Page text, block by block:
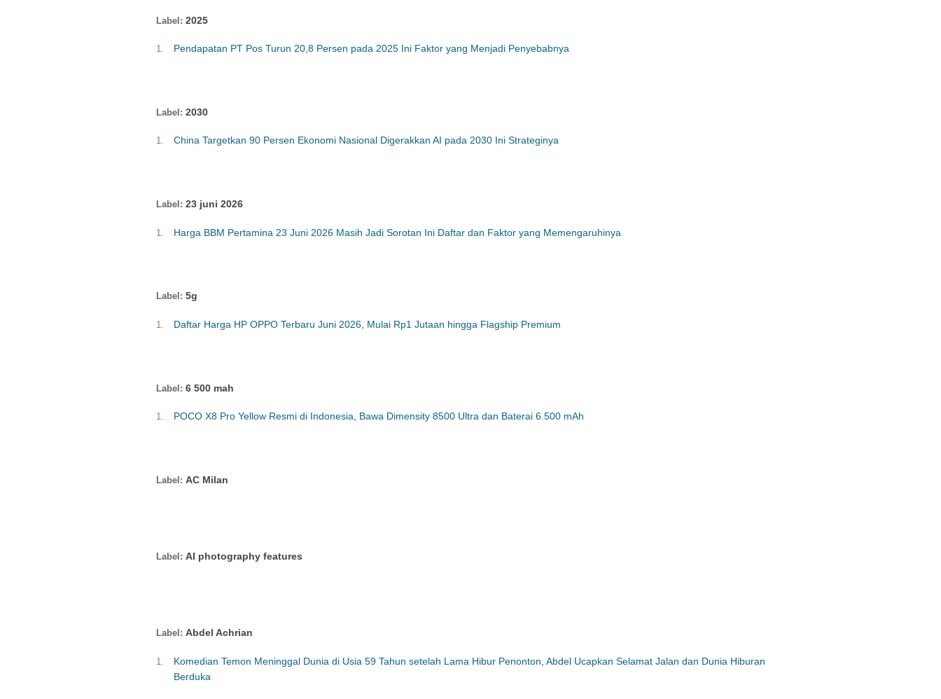
2025
Pendapatan PT Pos Turun 20,8 Persen pada 2025 Ini Faktor yang Menjadi Penyebabnya
2030
China Targetkan 90 Persen Ekonomi Nasional Digerakkan AI pada 2030 Ini Strateginya
23 juni 2026
Harga BBM Pertamina 23 Juni 2026 Masih Jadi Sorotan Ini Daftar dan Faktor yang Memengaruhinya
5g
Daftar Harga HP OPPO Terbaru Juni 2026, Mulai Rp1 Jutaan hingga Flagship Premium
6 500 mah
POCO X8 Pro Yellow Resmi di Indonesia, Bawa Dimensity 8500 Ultra dan Baterai 6.500 mAh
AC Milan
AI photography features
Abdel Achrian
Komedian Temon Meninggal Dunia di Usia 59 Tahun setelah Lama Hibur Penonton, Abdel Ucapkan Selamat Jalan dan Dunia Hiburan
Berduka